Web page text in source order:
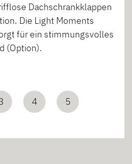
Dachschrankklappen
Die Light Moments
für ein stimmungsvolles
(Option).
4 5